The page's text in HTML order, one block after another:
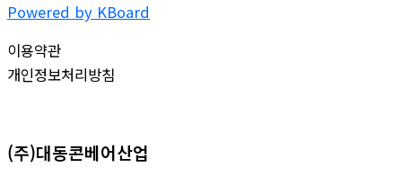
Powered by KBoard
이용약관
개인정보처리방침
(주)대동콘베어산업